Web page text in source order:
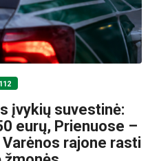
112
įvykių suvestinė:
eurų, Prienuose –
rajone rasti